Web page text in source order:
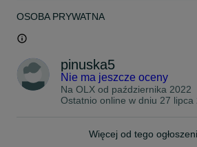
OSOBA PRYWATNA
pinuska5
Nie ma jeszcze oceny
Na OLX od października 2022
Ostatnio online w dniu 27 lipca
Więcej od tego